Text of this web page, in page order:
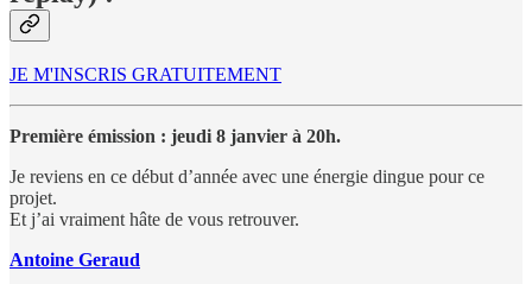
JE M'INSCRIS GRATUITEMENT
Première émission : jeudi 8 janvier à 20h.
Je reviens en ce début d’année avec une énergie dingue pour ce
projet.
Et j’ai vraiment hâte de vous retrouver.
Antoine Geraud